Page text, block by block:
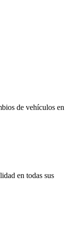
de vehículos en
en todas sus